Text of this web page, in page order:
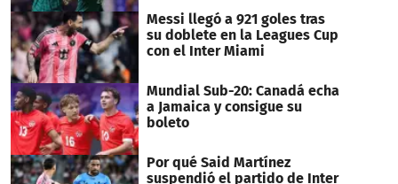
Messi llegó a 921 goles tras
su doblete en la Leagues Cup
con el Inter Miami
Mundial Sub-20: Canadá echa
a Jamaica y consigue su
boleto
Por qué Said Martínez
suspendió el partido de Inter